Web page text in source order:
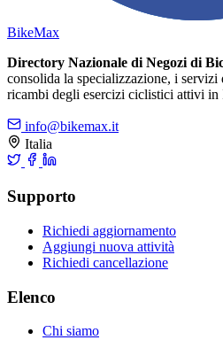
BikeMax
Directory Nazionale di Negozi di
consolida la specializzazione, i
ricambi degli esercizi ciclistici attivi in
info@bikemax.it
Italia
Supporto
Richiedi aggiornamento
Aggiungi nuova attività
Richiedi cancellazione
Elenco
Chi siamo